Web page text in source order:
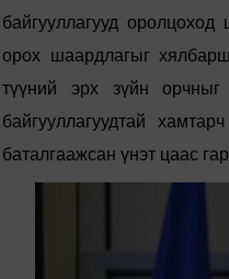
байгууллагууд оролцоход
орох шаардлагыг
түүний
эрх зүйн орчныг
байгууллагуудтай
хамтарч
баталгаажсан үнэт цаас